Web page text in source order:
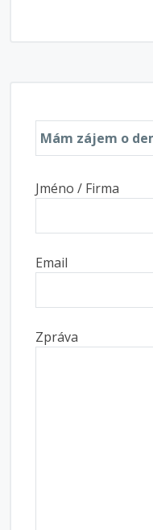
Jméno / Firma
Email
Zpráva